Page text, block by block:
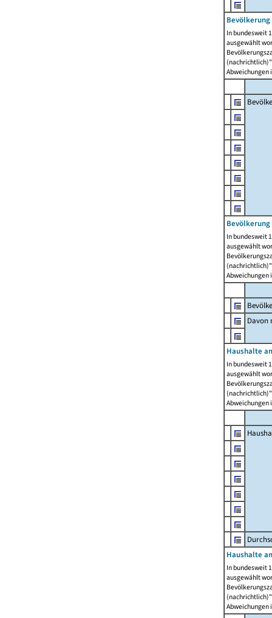
In bundesweit
ausgewählt
Abweichungen
In bundesweit
ausgewählt
Abweichungen
Davon
Haushalte
In bundesweit
ausgewählt
Abweichungen
Haushalte
In bundesweit
ausgewählt
Abweichungen